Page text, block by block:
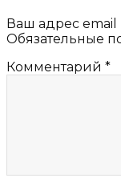
Ваш адрес email
Обязательные
Комментарий *